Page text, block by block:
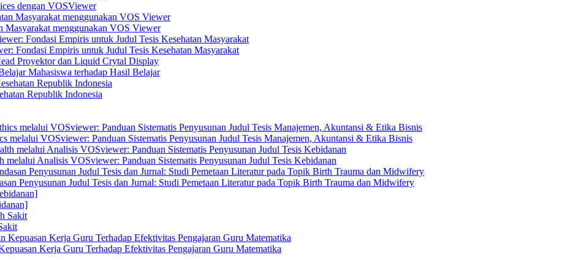
dengan VOSViewer
Masyarakat menggunakan VOS Viewer
Fondasi Empiris untuk Judul Tesis Kesehatan Masyarakat
Proyektor dan Liquid Crytal Display
Mahasiswa terhadap Hasil Belajar
Republik Indonesia
melalui VOSviewer: Panduan Sistematis Penyusunan Judul Tesis Manajemen, Akuntansi & Etika Bisnis
Analisis VOSviewer: Panduan Sistematis Penyusunan Judul Tesis Kebidanan
Penyusunan Judul Tesis dan Jurnal: Studi Pemetaan Literatur pada Topik Birth Trauma dan Midwifery
Kerja Guru Terhadap Efektivitas Pengajaran Guru Matematika